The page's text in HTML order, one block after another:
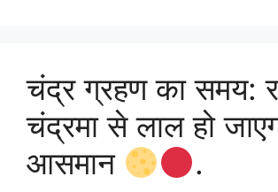
चंद्र ग्रहण का समय:
चंद्रमा से लाल हो
आसमान
.